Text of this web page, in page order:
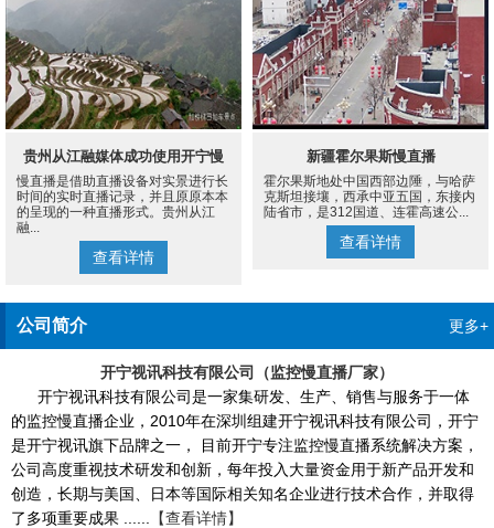
贵州从江融媒体成功使用开宁慢
直播设备案例
慢直播是借助直播设备对实景进行长
时间的实时直播记录，并且原原本本
的呈现的一种直播形式。贵州从江
融...
查看详情
新疆霍尔果斯慢直播
霍尔果斯地处中国西部边陲，与哈萨
克斯坦接壤，西承中亚五国，东接内
陆省市，是312国道、连霍高速公...
查看详情
公司简介 更多+
开宁视讯科技有限公司（监控慢直播厂家）
开宁视讯科技有限公司是一家集研发、生产、销售与服务于一体
的监控慢直播企业，2010年在深圳组建开宁视讯科技有限公司，开宁
是开宁视讯旗下品牌之一， 目前开宁专注监控慢直播系统解决方案，
公司高度重视技术研发和创新，每年投入大量资金用于新产品开发和
创造，长期与美国、日本等国际相关知名企业进行技术合作，并取得
了多项重要成果 ......
【查看详情】